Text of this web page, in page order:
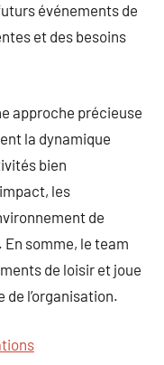
événements de
et des besoins
approche précieuse
la dynamique
bien
les
de
somme, le team
de loisir et joue
de l’organisation.